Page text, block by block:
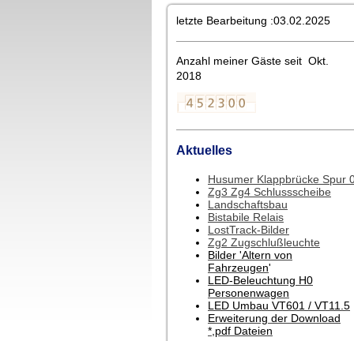
letzte Bearbeitung :03.02.2025
Anzahl meiner Gäste seit Okt.
2018
Aktuelles
Husumer Klappbrücke Spur
Zg3 Zg4 Schlussscheibe
Landschaftsbau
Bistabile Relais
LostTrack-Bilder
Zg2 Zugschlußleuchte
Bilder 'Altern von
Fahrzeugen'
LED-Beleuchtung H0
Personenwagen
LED Umbau VT601 / VT11.5
Erweiterung der Download
*,pdf Dateien